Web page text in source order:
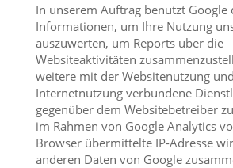
In unserem Auftrag benutzt Google
Informationen, um Ihre Nutzung
auszuwerten, um Reports über die
Websiteaktivitäten
weitere mit der Websitenutzung
Internetnutzung verbundene
gegenüber dem Websitebetreiber
im Rahmen von Google Analytics
Browser übermittelte IP-Adresse
anderen Daten von Google